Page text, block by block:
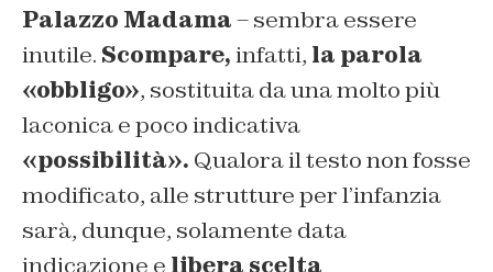
Palazzo Madama– sembra essere
inutile. Scompare,infatti, la parola
«obbligo», sostituita da una molto più
laconica e poco indicativa
«possibilità». Qualora il testo non fosse
modificato, alle strutture per l’infanzia
sarà, dunque, solamente data
indicazione e libera scelta